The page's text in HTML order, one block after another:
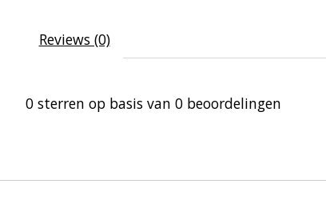
Reviews (0)
0 sterren op basis van 0 beoordelingen